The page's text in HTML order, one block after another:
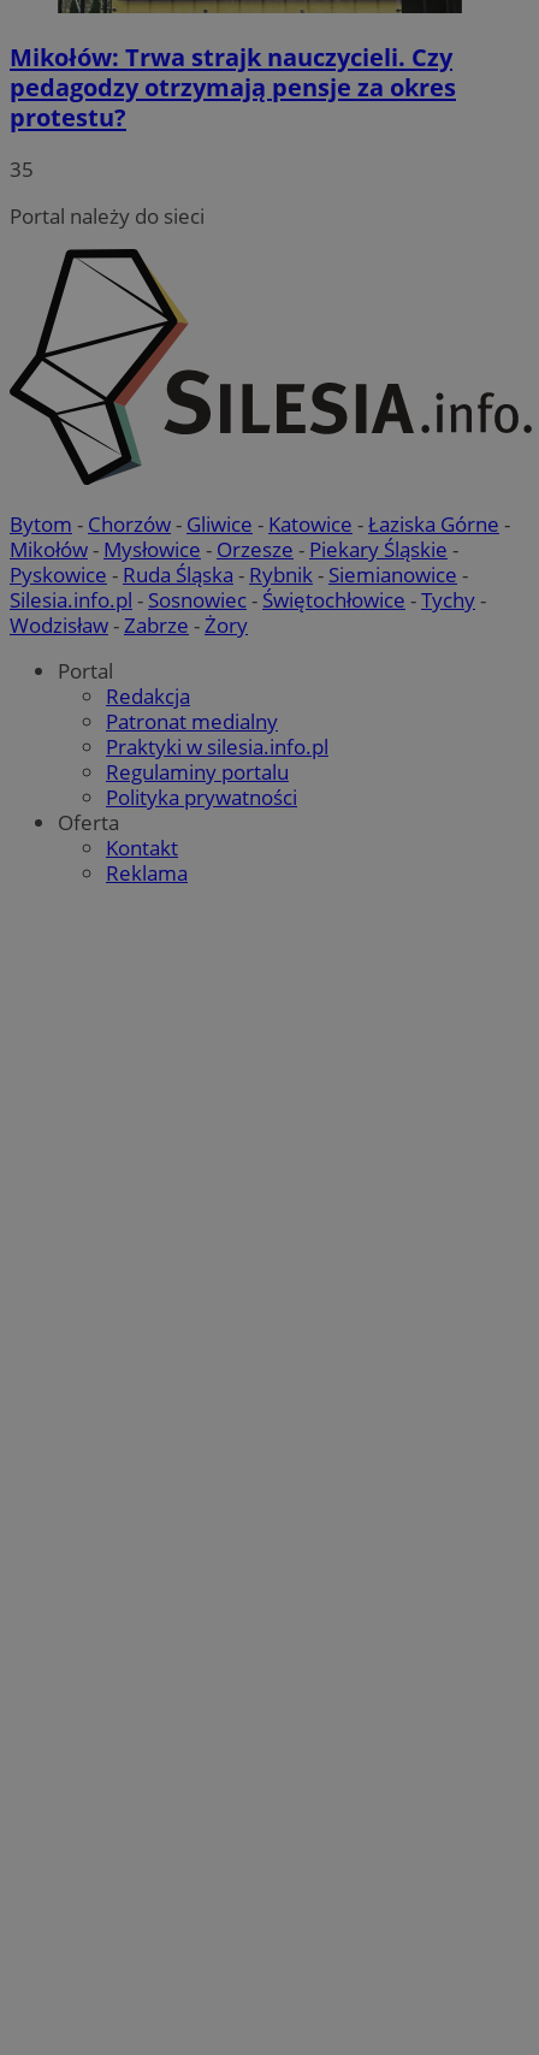
Mikołów: Trwa strajk nauczycieli. Czy
pedagodzy otrzymają pensje za okres
protestu?
35
Portal należy do sieci
Bytom - Chorzów- Gliwice - Katowice -Łaziska Górne -
Mikołów- Mysłowice - Orzesze - Piekary Śląskie -
Pyskowice - Ruda Śląska - Rybnik- Siemianowice -
Silesia.info.pl - Sosnowiec- Świętochłowice -Tychy-
Wodzisław-Zabrze -Żory
Portal
Redakcja
Patronat medialny
Praktyki w silesia.info.pl
Regulaminy portalu
Polityka prywatności
Oferta
Kontakt
Reklama